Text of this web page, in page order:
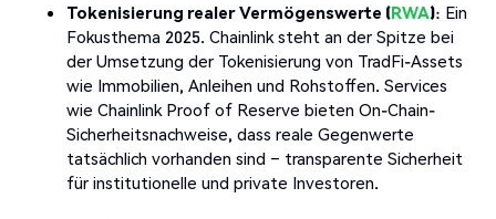
Tokenisierung realer Vermögenswerte (RWA): Ein
Fokusthema 2025. Chainlink steht an der Spitze bei
der Umsetzung der Tokenisierung von TradFi-Assets
wie Immobilien, Anleihen und Rohstoffen. Services
wie Chainlink Proof of Reserve bieten On-Chain-
Sicherheitsnachweise, dass reale Gegenwerte
tatsächlich vorhanden sind – transparente Sicherheit
für institutionelle und private Investoren.